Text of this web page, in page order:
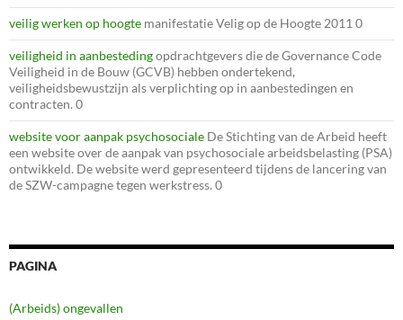
veilig werken op hoogte manifestatie Velig op de Hoogte 2011 0
veiligheid in aanbestedingopdrachtgevers die de Governance Code
Veiligheid in de Bouw (GCVB) hebben ondertekend,
veiligheidsbewustzijn als verplichting op in aanbestedingen en
contracten. 0
website voor aanpak psychosociale De Stichting van de Arbeid heeft
een website over de aanpak van psychosociale arbeidsbelasting (PSA)
ontwikkeld. De website werd gepresenteerd tijdens de lancering van
de SZW-campagne tegen werkstress. 0
PAGINA
(Arbeids) ongevallen